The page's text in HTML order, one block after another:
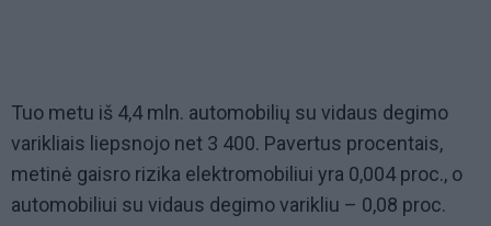
Tuo metu iš 4,4 mln. automobilių su vidaus degimo
varikliais liepsnojo net 3 400. Pavertus procentais,
metinė gaisro rizika elektromobiliui yra 0,004 proc., o
automobiliui su vidaus degimo varikliu – 0,08 proc.